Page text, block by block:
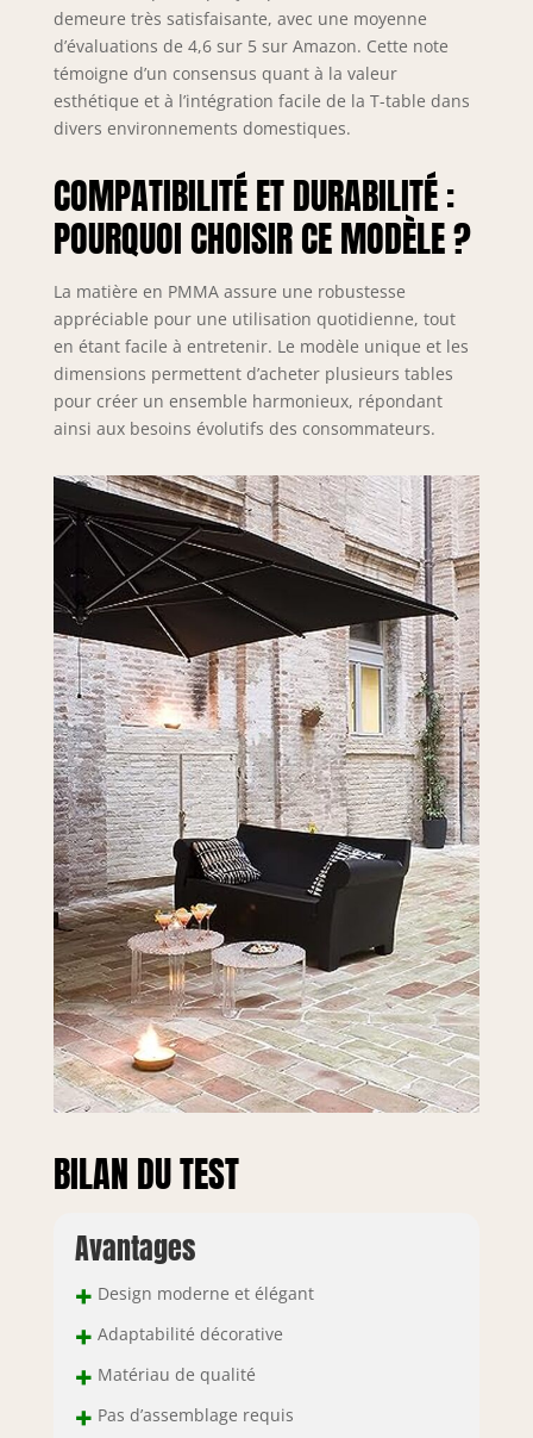
demeure très satisfaisante, avec une moyenne
d’évaluations de 4,6 sur 5 sur Amazon. Cette note
témoigne d’un consensus quant à la valeur
esthétique et à l’intégration facile de la T-table dans
divers environnements domestiques.
COMPATIBILITÉ ET DURABILITÉ :
POURQUOI CHOISIR CE MODÈLE ?
La matière en PMMA assure une robustesse
appréciable pour une utilisation quotidienne, tout
en étant facile à entretenir. Le modèle unique et les
dimensions permettent d’acheter plusieurs tables
pour créer un ensemble harmonieux, répondant
ainsi aux besoins évolutifs des consommateurs.
BILAN DU TEST
Avantages
+ Design moderne et élégant
+ Adaptabilité décorative
+ Matériau de qualité
+ Pas d’assemblage requis